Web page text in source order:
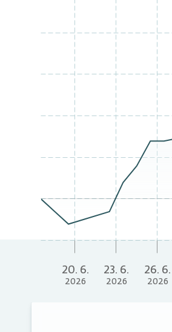
20. 6.
2026
23. 6.
2026
26. 6.
2026